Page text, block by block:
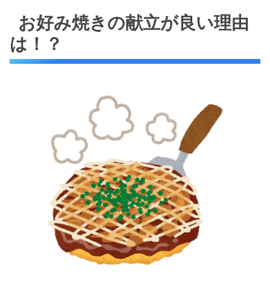
お好み焼きの献立が良い理由
は！？